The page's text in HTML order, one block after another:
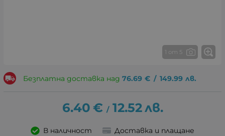
1 от 5
Безплатна доставка над 76.69 € / 149.99 лв.
6.40 € / 12.52лв.
В наличност Доставка и плащане